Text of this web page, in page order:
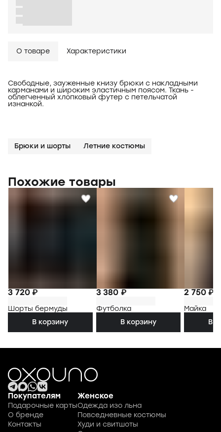
О товаре Характеристики
Свободные, зауженные книзу брюки с накладными
карманами и широким эластичным поясом. Ткань -
облегченный хлопковый футер с петельчатой
изнанкой.
Брюки и шорты Летние костюмы
Похожие товары
3 720 ₽
Шорты бермуды
В корзину
3 380 ₽
Футболка
В корзину
2 750 ₽
Майка
В
Покупателям
Подарочные карты
О бренде
Контакты
Женское
Одежда изо льна
Повседневные костюмы
Худи и свитшоты